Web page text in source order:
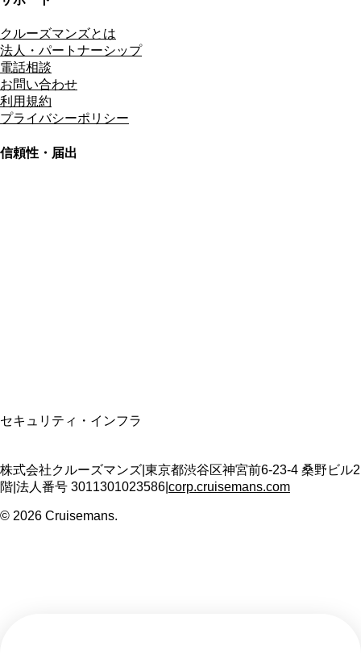
クルーズマンズとは
法人・パートナーシップ
電話相談
お問い合わせ
利用規約
プライバシーポリシー
信頼性・届出
セキュリティ・インフラ
株式会社クルーズマンズ 東京都渋谷区神宮前6-23-4 桑野ビル2
階 法人番号 3011301023586 corp.cruisemans.com
© 2026 Cruisemans.